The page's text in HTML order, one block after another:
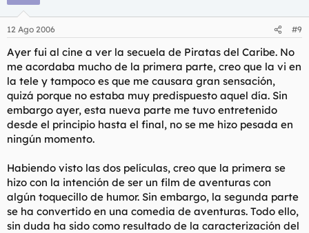
12 Ago 2006 #9
Ayer fui al cine a ver la secuela de Piratas del Caribe. No
me acordaba mucho de la primera parte, creo que la vi en
la tele y tampoco es que me causara gran sensación,
quizá porque no estaba muy predispuesto aquel día. Sin
embargo ayer, esta nueva parte me tuvo entretenido
desde el principio hasta el final, no se me hizo pesada en
ningún momento.
Habiendo visto las dos películas, creo que la primera se
hizo con la intención de ser un film de aventuras con
algún toquecillo de humor. Sin embargo, la segunda parte
se ha convertido en una comedia de aventuras. Todo ello,
sin duda ha sido como resultado de la caracterización del